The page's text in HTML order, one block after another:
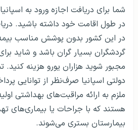
شما برای دریافت اجازه ورود به
در طول اقامت خود داشته باشید.
در این کشور بدون پوشش مناسب بیمه
گردشگران بسیار گران باشد و شاید
مجبور شوید هزاران یورو هزینه کنید.
دولتی اسپانیا صرف‌نظر از توانایی
ملزم به ارائه مراقبت‌های بهداشتی
هستند که با جراحات یا بیماری‌های
بیمارستان بستری می‌شوند.